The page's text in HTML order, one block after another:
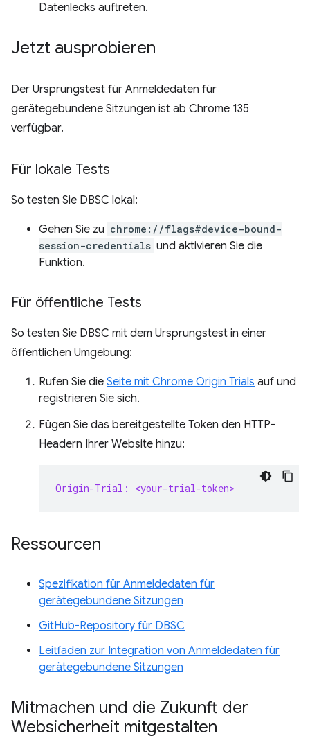
Datenlecks auftreten.
Jetzt ausprobieren
Der Ursprungstest für Anmeldedaten für
gerätegebundene Sitzungen ist ab Chrome 135
verfügbar.
Für lokale Tests
So testen Sie DBSC lokal:
Gehen Sie zu chrome://flags#device-bound-
session-credentials und aktivieren Sie die
Funktion.
Für öffentliche Tests
So testen Sie DBSC mit dem Ursprungstest in einer
öffentlichen Umgebung:
Rufen Sie die Seite mit Chrome Origin Trials auf und
registrieren Sie sich.
Fügen Sie das bereitgestellte Token den HTTP-
Headern Ihrer Website hinzu:
Origin-Trial: <your-trial-token>
Ressourcen
Spezifikation für Anmeldedaten für
gerätegebundene Sitzungen
GitHub-Repository für DBSC
Leitfaden zur Integration von Anmeldedaten für
gerätegebundene Sitzungen
Mitmachen und die Zukunft der
Websicherheit mitgestalten